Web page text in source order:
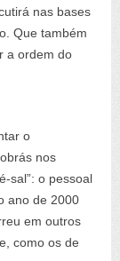
nas bases
Que também
a ordem do
o
nos
sal”: o pessoal
ano de 2000
em outros
como os de